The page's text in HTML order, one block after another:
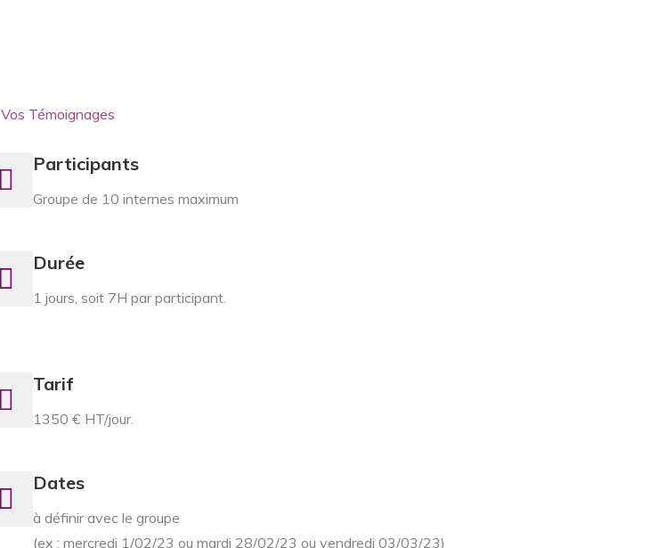
Vos Témoignages
Participants
Groupe de 10 internes maximum
Durée
1 jours, soit 7H par participant.
Tarif
1350 € HT/jour.
Dates
à définir avec le groupe
(ex : mercredi 1/02/23 ou mardi 28/02/23 ou vendredi 03/03/23)